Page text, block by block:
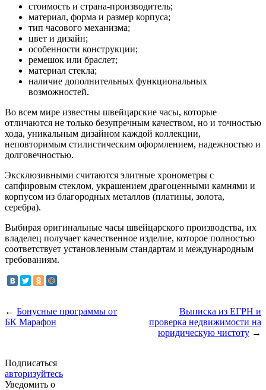
стоимость и страна-производитель;
материал, форма и размер корпуса;
тип часового механизма;
цвет и дизайн;
особенности конструкции;
ремешок или браслет;
материал стекла;
наличие дополнительных функциональных
возможностей.
Во всем мире известны швейцарские часы, которые
отличаются не только безупречным качеством, но и точностью
хода, уникальным дизайном каждой коллекции,
неповторимым стилистическим оформлением, надежностью и
долговечностью.
Эксклюзивными считаются элитные хронометры с
сапфировым стеклом, украшением драгоценными камнями и
корпусом из благородных металлов (платины, золота,
серебра).
Выбирая оригинальные часы швейцарского производства, их
владелец получает качественное изделие, которое полностью
соответствует установленным стандартам и международным
требованиям.
← Бонусные программы от
БК Марафон
Выписка из ЕГРН и
проверка недвижимости на
юридическую чистоту →
Подписаться
авторизуйтесь
Уведомить о